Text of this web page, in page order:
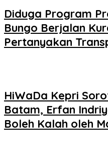
Diduga Program
Bungo Berjalan
Pertanyakan
HiWaDa Kepri
Batam, Erfan
Boleh Kalah oleh